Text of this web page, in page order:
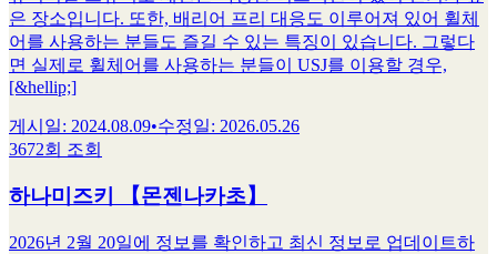
은 장소입니다. 또한, 배리어 프리 대응도 이루어져 있어 휠체
어를 사용하는 분들도 즐길 수 있는 특징이 있습니다. 그렇다
면 실제로 휠체어를 사용하는 분들이 USJ를 이용할 경우,
[&hellip;]
게시일: 2024.08.09•수정일: 2026.05.26
3672회 조회
하나미즈키 【몬젠나카초】
2026년 2월 20일에 정보를 확인하고 최신 정보로 업데이트하